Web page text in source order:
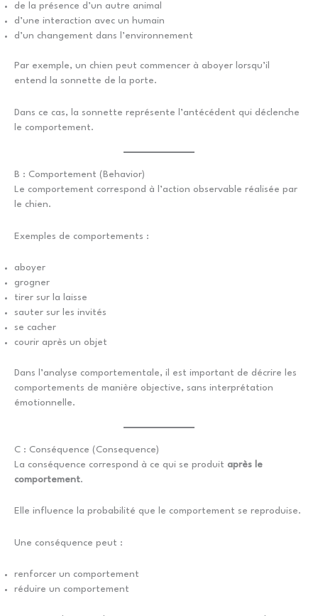
de la présence d’un autre animal
d’une interaction avec un humain
d’un changement dans l’environnement
Par exemple, un chien peut commencer à aboyer lorsqu’il
entend la sonnette de la porte.
Dans ce cas, la sonnette représente l’antécédent qui déclenche
le comportement.
B : Comportement (Behavior)
Le comportement correspond à l’action observable réalisée par
le chien.
Exemples de comportements :
aboyer
grogner
tirer sur la laisse
sauter sur les invités
se cacher
courir après un objet
Dans l’analyse comportementale, il est important de décrire les
comportements de manière objective, sans interprétation
émotionnelle.
C : Conséquence (Consequence)
La conséquence correspond à ce qui se produit après le
comportement.
Elle influence la probabilité que le comportement se reproduise.
Une conséquence peut :
renforcer un comportement
réduire un comportement